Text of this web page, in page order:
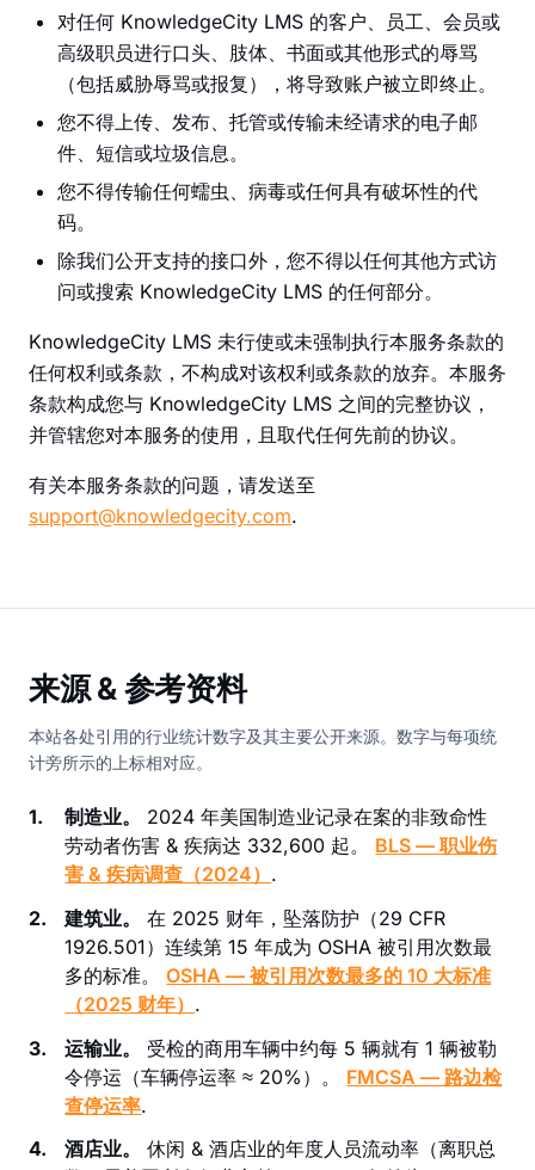
对任何 KnowledgeCity LMS 的客户、员工、会员或
高级职员进行口头、肢体、书面或其他形式的辱骂
（包括威胁辱骂或报复），将导致账户被立即终止。
您不得上传、发布、托管或传输未经请求的电子邮
件、短信或垃圾信息。
您不得传输任何蠕虫、病毒或任何具有破坏性的代
码。
除我们公开支持的接口外，您不得以任何其他方式访
问或搜索 KnowledgeCity LMS 的任何部分。
KnowledgeCity LMS 未行使或未强制执行本服务条款的
任何权利或条款，不构成对该权利或条款的放弃。本服务
条款构成您与 KnowledgeCity LMS 之间的完整协议，
并管辖您对本服务的使用，且取代任何先前的协议。
有关本服务条款的问题，请发送至
support@knowledgecity.com.
来源 & 参考资料
本站各处引用的行业统计数字及其主要公开来源。数字与每项统
计旁所示的上标相对应。
1. 制造业。
2024 年美国制造业记录在案的非致命性
劳动者伤害 & 疾病达 332,600 起。 BLS — 职业伤
害 & 疾病调查（2024） .
2.
建筑业。
在 2025 财年，坠落防护（29 CFR
1926.501）连续第 15 年成为 OSHA 被引用次数最
多的标准。OSHA — 被引用次数最多的 10 大标准
（2025 财年） .
3.
运输业。
受检的商用车辆中约每 5 辆就有 1 辆被勒
令停运（车辆停运率 ≈ 20%）。 FMCSA — 路边检
查停运率.
4.
酒店业。
休闲 & 酒店业的年度人员流动率（离职总